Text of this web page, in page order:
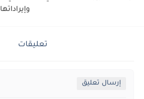
وإيراداتها
تعليقات
إرسال تعليق